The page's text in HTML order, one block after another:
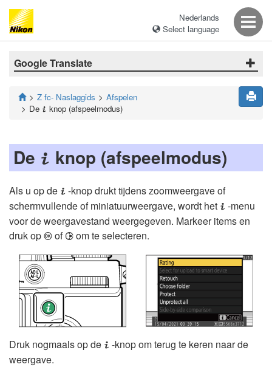
Nederlands
Select language
Google Translate
Z fc- Naslaggids
Afspelen
De i knop (afspeelmodus)
De i knop (afspeelmodus)
Als u op de i -knop drukt tijdens zoomweergave of
schermvullende of miniatuurweergave, wordt het i -menu
voor de weergavestand weergegeven. Markeer items en
druk op J of2 om te selecteren.
Druk nogmaals op de i -knop om terug te keren naar de
weergave.